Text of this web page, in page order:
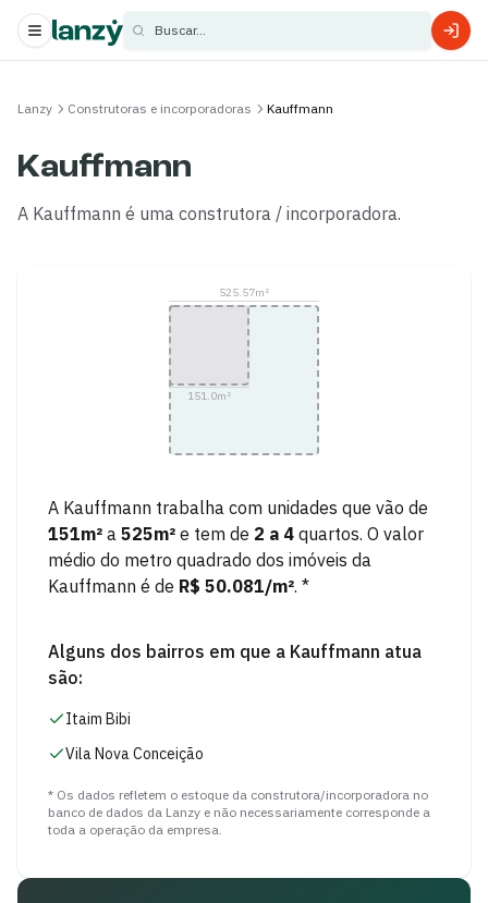
Buscar...
Lanzy Construtoras e incorporadoras Kauffmann
Kauffmann
A Kauffmann é uma construtora / incorporadora.
525.57m²
151.0m²
A Kauffmann trabalha com unidades que vão de
151m² a 525m² e tem de 2 a 4 quartos. O valor
médio do metro quadrado dos imóveis da
Kauffmann é de R$ 50.081/m². *
Alguns dos bairros em que a Kauffmann atua
são:
Itaim Bibi
Vila Nova Conceição
* Os dados refletem o estoque da construtora/incorporadora no
banco de dados da Lanzy e não necessariamente corresponde a
toda a operação da empresa.